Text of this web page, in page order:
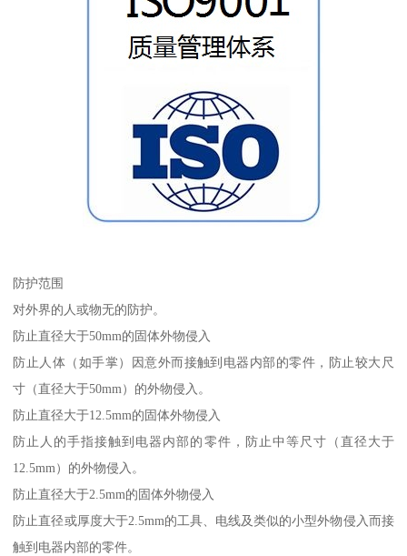
防护范围
对外界的人或物无的防护。
防止直径大于50mm的固体外物侵入
防止人体（如手掌）因意外而接触到电器内部的零件，防止较大尺
寸（直径大于50mm）的外物侵入。
防止直径大于12.5mm的固体外物侵入
防止人的手指接触到电器内部的零件，防止中等尺寸（直径大于
12.5mm）的外物侵入。
防止直径大于2.5mm的固体外物侵入
防止直径或厚度大于2.5mm的工具、电线及类似的小型外物侵入而接
触到电器内部的零件。